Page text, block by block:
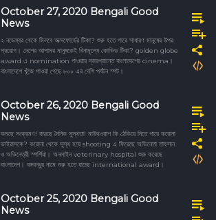
October 27, 2020 Bengali Good
News
২ নভেম্বর থেকে মিলবে অক্সফোর্ডের টিকা? শুরু হতে পারে সাধারণ মানুষের উপর
প্রয়োগ। দেশের আপামর মানুষকেই বিনামূল্যে কোভিড টিকা? golden globe
award এ nomination পাওয়ার দ্বারপ্রান্তে বাংলাদেশের cinema।
বাংলাদেশে খুঁজে পাওয়া গেছে ৮০০ এর বেশি পর্যটন স্পট।
October 26, 2020 Bengali Good
News
কমছে সংক্রমণ! বাড়ছে দৈনিক সুস্থতা! মাউথওয়াশ কি ঠেকিয়ে দিতে পারে করোনা
ভাইরাসকে? করোনা থেকে সুস্থ হয়ে shooting এ ফিরেছে অভিনেতা তাহসান
ও অভিনেত্রী স্পর্শিয়া। অনলাইন veterinary hospital শুরু করেছে
বাংলাদেশ। বঙ্গবন্ধুর নামে শুরু হতে যাচ্ছে international award।
October 25, 2020 Bengali Good
News